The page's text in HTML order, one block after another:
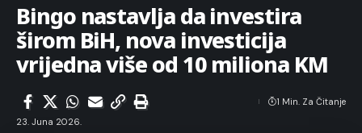
Bingo nastavlja da investira
širom BiH, nova investicija
vrijedna više od 10 miliona KM
23. Juna 2026.
1 Min. Za Čitanje